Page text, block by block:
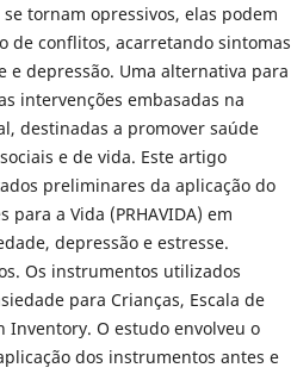
tornam opressivos, elas podem
de conflitos, acarretando sintomas
e depressão. Uma alternativa para
intervenções embasadas na
destinadas a promover saúde
e de vida. Este artigo
preliminares da aplicação do
a Vida (PRHAVIDA) em
depressão e estresse.
Os instrumentos utilizados
para Crianças, Escala de
Inventory. O estudo envolveu o
dos instrumentos antes e